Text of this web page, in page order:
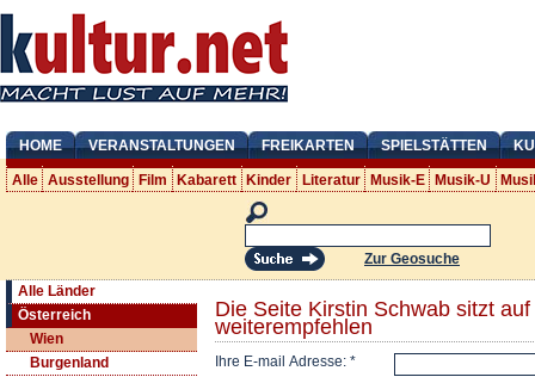
HOME VERANSTALTUNGEN FREIKARTEN SPIELSTÄTTEN
Alle Ausstellung Film Kabarett Kinder Literatur Musik-E Musik-U
Zur Geosuche
Alle Länder
Österreich
Wien
Burgenland
Die Seite Kirstin Schwab sitzt
weiterempfehlen
Ihre E-mail Adresse: *